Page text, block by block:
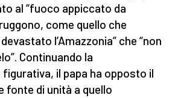
al “fuoco appiccato da
come quello che
l’Amazzonia” che “non
Continuando la
il papa ha opposto il
fonte di unità a quello